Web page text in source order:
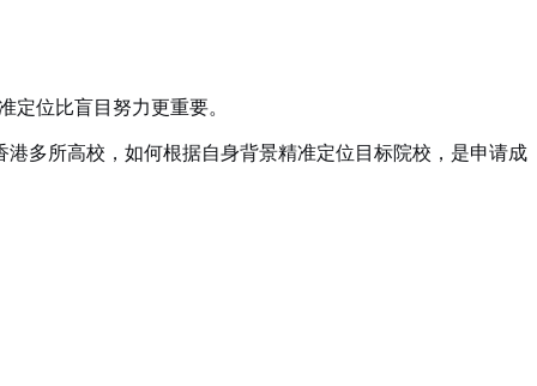
定位比盲目努力更重要。
多所高校，如何根据自身背景精准定位目标院校，是申请成